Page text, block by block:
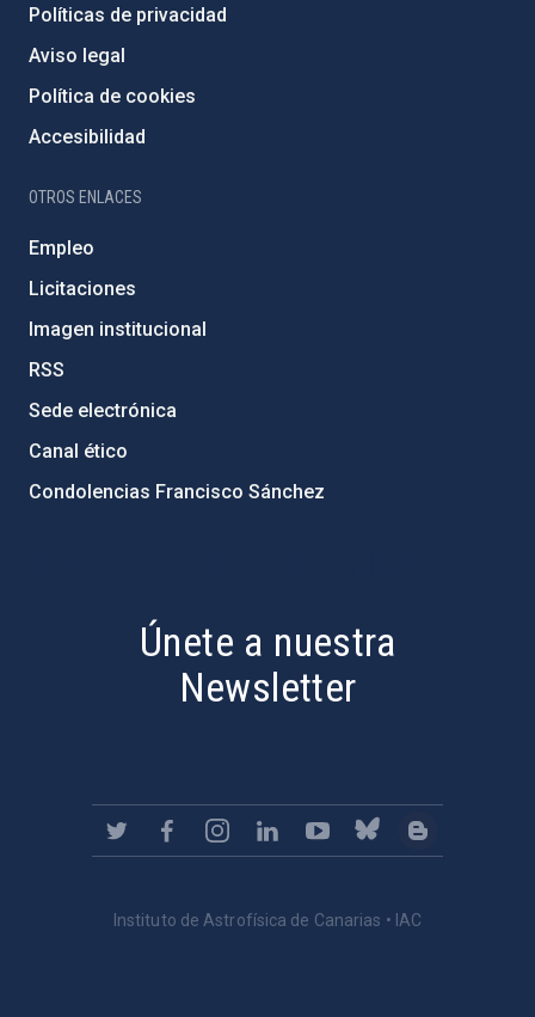
Políticas de privacidad
Aviso legal
Política de cookies
Accesibilidad
OTROS ENLACES
Empleo
Licitaciones
Imagen institucional
RSS
Sede electrónica
Canal ético
Condolencias Francisco Sánchez
Únete a nuestra
Newsletter
Instituto de Astrofísica de Canarias • IAC